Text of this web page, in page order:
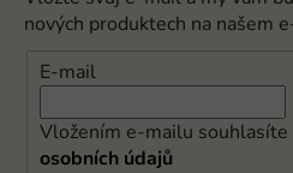
nových produktech na našem
E-mail
Vložením e-mailu souhlasíte
osobních údajů